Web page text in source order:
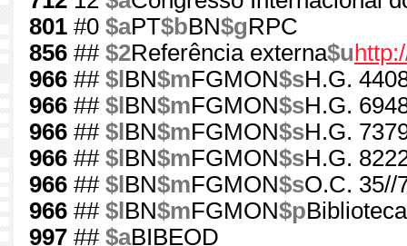
801 #0 $aPT$bBN$gRPC
856 ## $2Referência externa$u
966 ## $l BN$mFGMON$sH.G.
966 ## $l BN$mFGMON$sH.G.
966 ## $l BN$mFGMON$sH.G.
966 ## $l BN$mFGMON$sH.G.
966 ## $l BN$mFGMON$sO.C. 35//
966 ## $l BN$mFGMON$p
997 ## $aBIBEOD